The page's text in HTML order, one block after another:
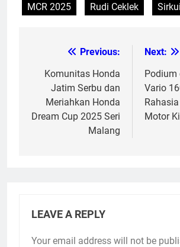
MCR 2025
Rudi Ceklek
navigation
Previous:
Komunitas Honda
Jatim Serbu dan
Meriahkan Honda
Dream Cup 2025 Seri
Malang
Next:
Podium
Vario
Motor
LEAVE A REPLY
Your email address will not be